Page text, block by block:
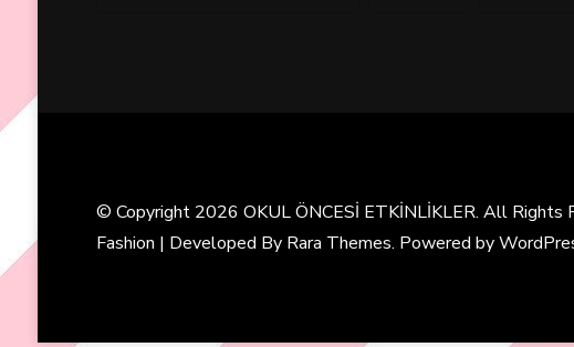
© Copyright 2026 OKUL ÖNCESİ ETKİNLİKLER. All Rights
Fashion | Developed By Rara Themes. Powered by